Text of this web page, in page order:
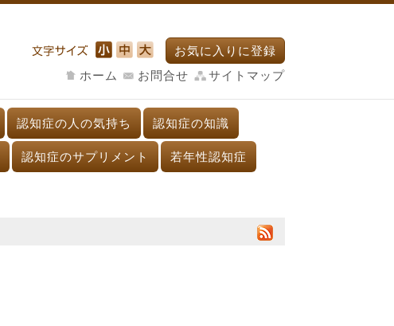
お気に入りに登録
ホーム
お問合せ サイトマップ
認知症の人の気持ち 認知症の知識
認知症のサプリメント 若年性認知症